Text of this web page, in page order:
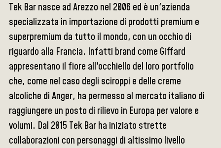
Tek Bar nasce ad Arezzo nel 2006 ed è un'azienda
specializzata in importazione di prodotti premium e
superpremium da tutto il mondo, con un occhio di
riguardo alla Francia. Infatti brand come Giffard
appresentano il fiore all'occhiello del loro portfolio
che, come nel caso degli sciroppi e delle creme
alcoliche di Anger, ha permesso al mercato italiano di
raggiungere un posto di rilievo in Europa per valore e
volumi. Dal 2015 Tek Bar ha iniziato strette
collaborazioni con personaggi di altissimo livello